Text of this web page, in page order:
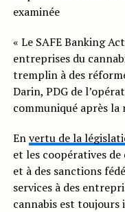
examinée
« Le SAFE Banking
entreprises du
tremplin à des
Darin, PDG de
communiqué après
Envertu de la
et les coopératives
et à des sanctions
services à des
cannabis est toujours